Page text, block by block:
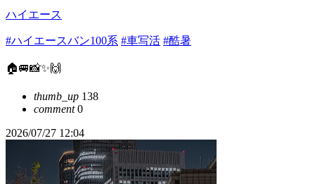
ハイエース
#ハイエースバン100系 #車写活 #酷暑
🏠🚐📸✨🙌
thumb_up 138
comment0
2026/07/27 12:04